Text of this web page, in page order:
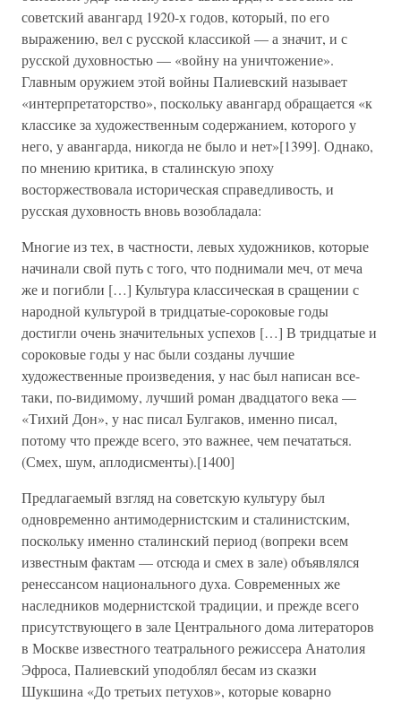
советский авангард 1920-х годов, который, по его
выражению, вел с русской классикой — а значит, и с
русской духовностью — «войну на уничтожение».
Главным оружием этой войны Палиевский называет
«интерпретаторство», поскольку авангард обращается «к
классике за художественным содержанием, которого у
него, у авангарда, никогда не было и нет»[1399]. Однако,
по мнению критика, в сталинскую эпоху
восторжествовала историческая справедливость, и
русская духовность вновь возобладала:
Многие из тех, в частности, левых художников, которые
начинали свой путь с того, что поднимали меч, от меча
же и погибли […] Культура классическая в сращении с
народной культурой в тридцатые-сороковые годы
достигли очень значительных успехов […] В тридцатые и
сороковые годы у нас были созданы лучшие
художественные произведения, у нас был написан все-
таки, по-видимому, лучший роман двадцатого века —
«Тихий Дон», у нас писал Булгаков, именно писал,
потому что прежде всего, это важнее, чем печататься.
(Смех, шум, аплодисменты).[1400]
Предлагаемый взгляд на советскую культуру был
одновременно антимодернистским и сталинистским,
поскольку именно сталинский период (вопреки всем
известным фактам — отсюда и смех в зале) объявлялся
ренессансом национального духа. Современных же
наследников модернистской традиции, и прежде всего
присутствующего в зале Центрального дома литераторов
в Москве известного театрального режиссера Анатолия
Эфроса, Палиевский уподоблял бесам из сказки
Шукшина «До третьих петухов», которые коварно